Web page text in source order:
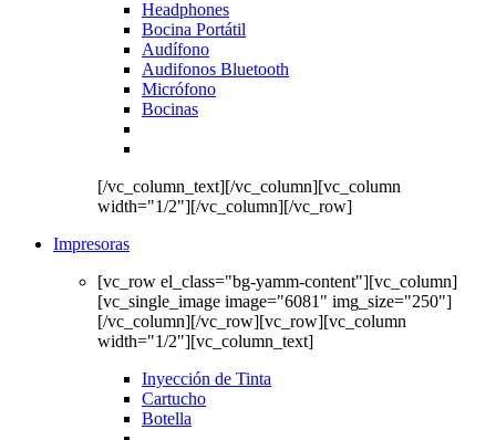
Headphones
Bocina Portátil
Audífono
Audifonos Bluetooth
Micrófono
Bocinas
[/vc_column_text][/vc_column][vc_column
width="1/2"][/vc_column][/vc_row]
Impresoras
[vc_row el_class="bg-yamm-content"][vc_column]
[vc_single_image image="6081" img_size="250"]
[/vc_column][/vc_row][vc_row][vc_column
width="1/2"][vc_column_text]
Inyección de Tinta
Cartucho
Botella